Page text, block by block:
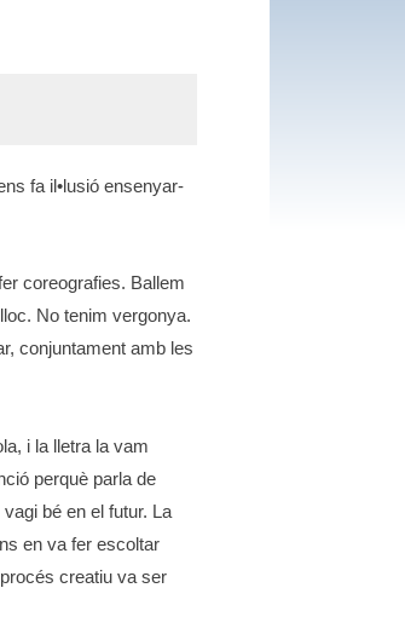
fa il•lusió ensenyar-
coreografies. Ballem
No tenim vergonya.
conjuntament amb les
i la lletra la vam
perquè parla de
bé en el futur. La
en va fer escoltar
creatiu va ser